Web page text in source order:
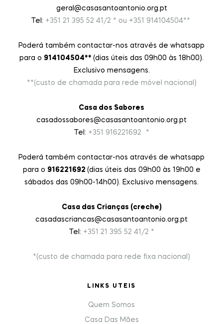
geral@casasantoantonio.org.pt
Tel: +351 21 395 52 41/2 * ou +351 914104504**
Poderá também contactar-nos através de whatsapp
para o 914104504** (dias úteis das 09h00 às 18h00).
Exclusivo mensagens.
**(custo de chamada para rede móvel nacional)
Casa dos Sabores
casadossabores@casasantoantonio.org.pt
Tel: +351 916221692 *
Poderá também contactar-nos através de whatsapp
para o 916221692 (dias úteis das 09h00 às 19h00 e
sábados das 09h00-14h00). Exclusivo mensagens.
Casa das Crianças (creche)
casadascriancas@casasantoantonio.org.pt
Tel: +351 21 395 52 41/2 *
*(custo de chamada para rede fixa nacional)
LINKS UTEIS
Quem Somos
Casa Das Mães